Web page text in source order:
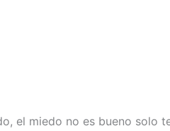
el miedo no es bueno solo